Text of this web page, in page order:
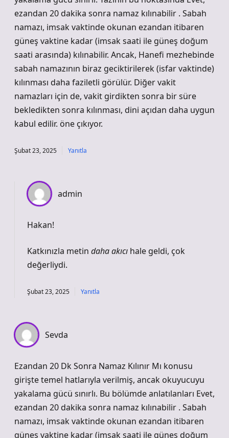
ezandan 20 dakika sonra namaz kılınabilir . Sabah
namazı, imsak vaktinde okunan ezandan itibaren
güneş vaktine kadar (imsak saati ile güneş doğum
saati arasında) kılınabilir. Ancak, Hanefi mezhebinde
sabah namazının biraz geciktirilerek (isfar vaktinde)
kılınması daha faziletli görülür. Diğer vakit
namazları için de, vakit girdikten sonra bir süre
bekledikten sonra kılınması, dini açıdan daha uygun
kabul edilir. öne çıkıyor.
Şubat 23, 2025 Yanıtla
admin
Hakan!
Katkınızla metin daha akıcı hale geldi, çok
değerliydi.
Şubat 23, 2025 Yanıtla
Sevda
Ezandan 20 Dk Sonra Namaz Kılınır Mı konusu
girişte temel hatlarıyla verilmiş, ancak okuyucuyu
yakalama gücü sınırlı. Bu bölümde anlatılanları Evet,
ezandan 20 dakika sonra namaz kılınabilir . Sabah
namazı, imsak vaktinde okunan ezandan itibaren
güneş vaktine kadar (imsak saati ile güneş doğum